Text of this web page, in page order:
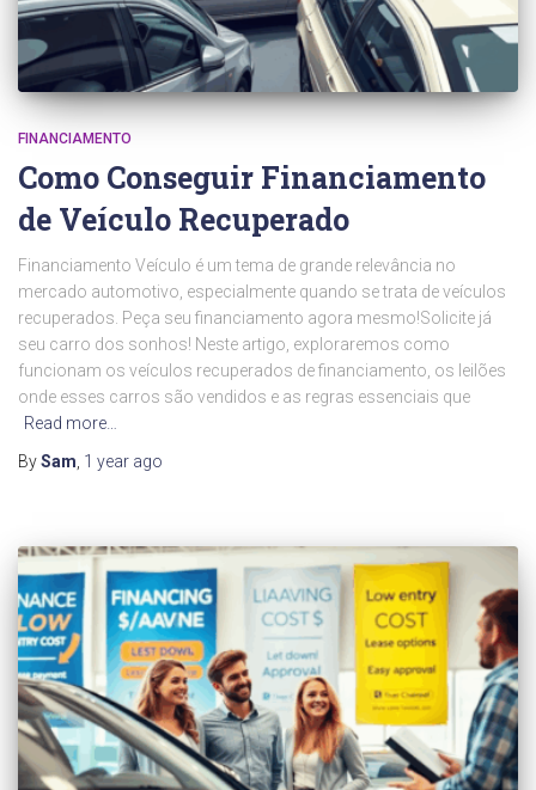
FINANCIAMENTO
Como Conseguir Financiamento
de Veículo Recuperado
Financiamento Veículo é um tema de grande relevância no
mercado automotivo, especialmente quando se trata de veículos
recuperados. Peça seu financiamento agora mesmo!Solicite já
seu carro dos sonhos! Neste artigo, exploraremos como
funcionam os veículos recuperados de financiamento, os leilões
onde esses carros são vendidos e as regras essenciais que
Read more…
BySam 1 year ago